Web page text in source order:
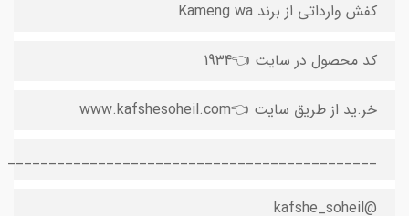
کفش وارداتی از برند Kameng wa
کد محصول در سایت 👈1934
خر.‌ید از طریق سایت 👈www.kafshesoheil.com
_____________________________________________
@kafshe_soheil